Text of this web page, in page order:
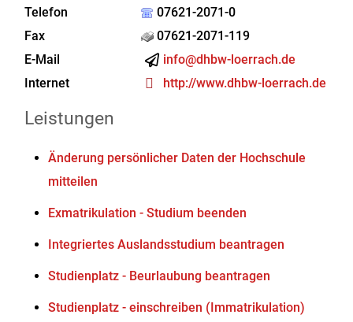
Telefon
07621-2071-0
Fax
07621-2071-119
E-Mail
info@dhbw-loerrach.de
Internet
http://www.dhbw-loerrach.de
Leistungen
Änderung persönlicher Daten der Hochschule
mitteilen
Exmatrikulation - Studium beenden
Integriertes Auslandsstudium beantragen
Studienplatz - Beurlaubung beantragen
Studienplatz - einschreiben (Immatrikulation)